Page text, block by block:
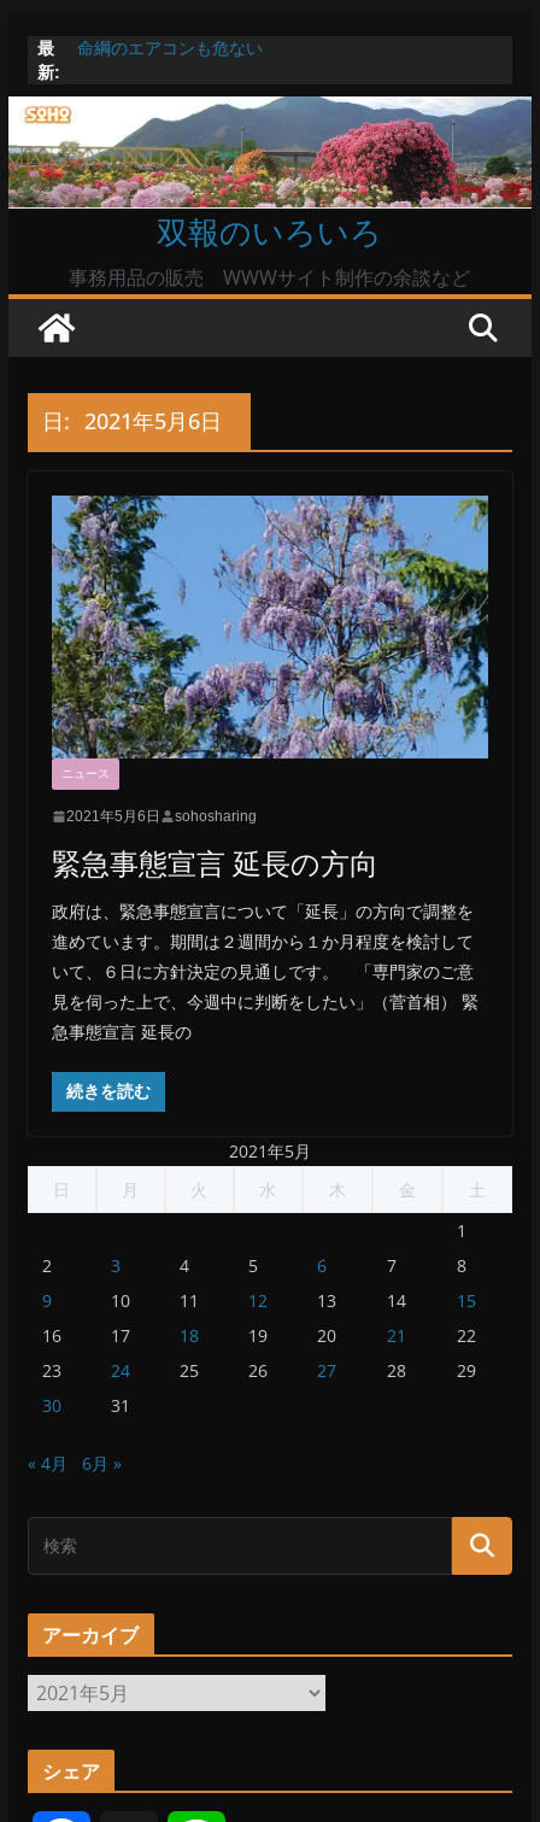
テ
ン
ツ
へ
ッ
最
新:
命綱のエアコンも危ない
た暑い
Windowsユーザーは公共の共有Wi-Fiは使うな?
高市首相とは隙間風が吹く鈴木憲和農水相
陸自部隊の思想信条調査報道受け小泉防衛相「不適切活
動ない」で良いのか
双報のいろいろ
事務用品の販売 WWWサイト制作の余談など
日: 2021年5月6日
ニュース
2021年5月6日 sohosharing
緊急事態宣言 延長の方向
政府は、緊急事態宣言について「延長」の方向で調整を
進めています。期間は２週間から１か月程度を検討して
いて、６日に方針決定の見通しです。 「専門家のご意
見を伺った上で、今週中に判断をしたい」（菅首相） 緊
急事態宣言 延長の
続きを読む
2021年5月
日
月 火 水 木 金
土
1
2
3 4 5 6 7
8
9
10 11 12 13 14
15
16
17 18 19 20 21
22
23
24 25 26 27 28
29
30
31
« 4月 6月 »
アーカイブ
ア
ー
カ
ブ
シェア